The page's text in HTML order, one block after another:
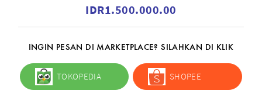
IDR1.500.000.00
INGIN PESAN DI MARKETPLACE? SILAHKAN DI KLIK
TOKOPEDIA SHOPEE